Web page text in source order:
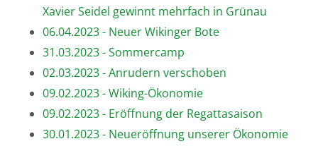
Xavier Seidel gewinnt mehrfach in Grünau
06.04.2023 - Neuer Wikinger Bote
31.03.2023 - Sommercamp
02.03.2023 - Anrudern verschoben
09.02.2023 - Wiking-Ökonomie
09.02.2023 - Eröffnung der Regattasaison
30.01.2023 - Neueröffnung unserer Ökonomie